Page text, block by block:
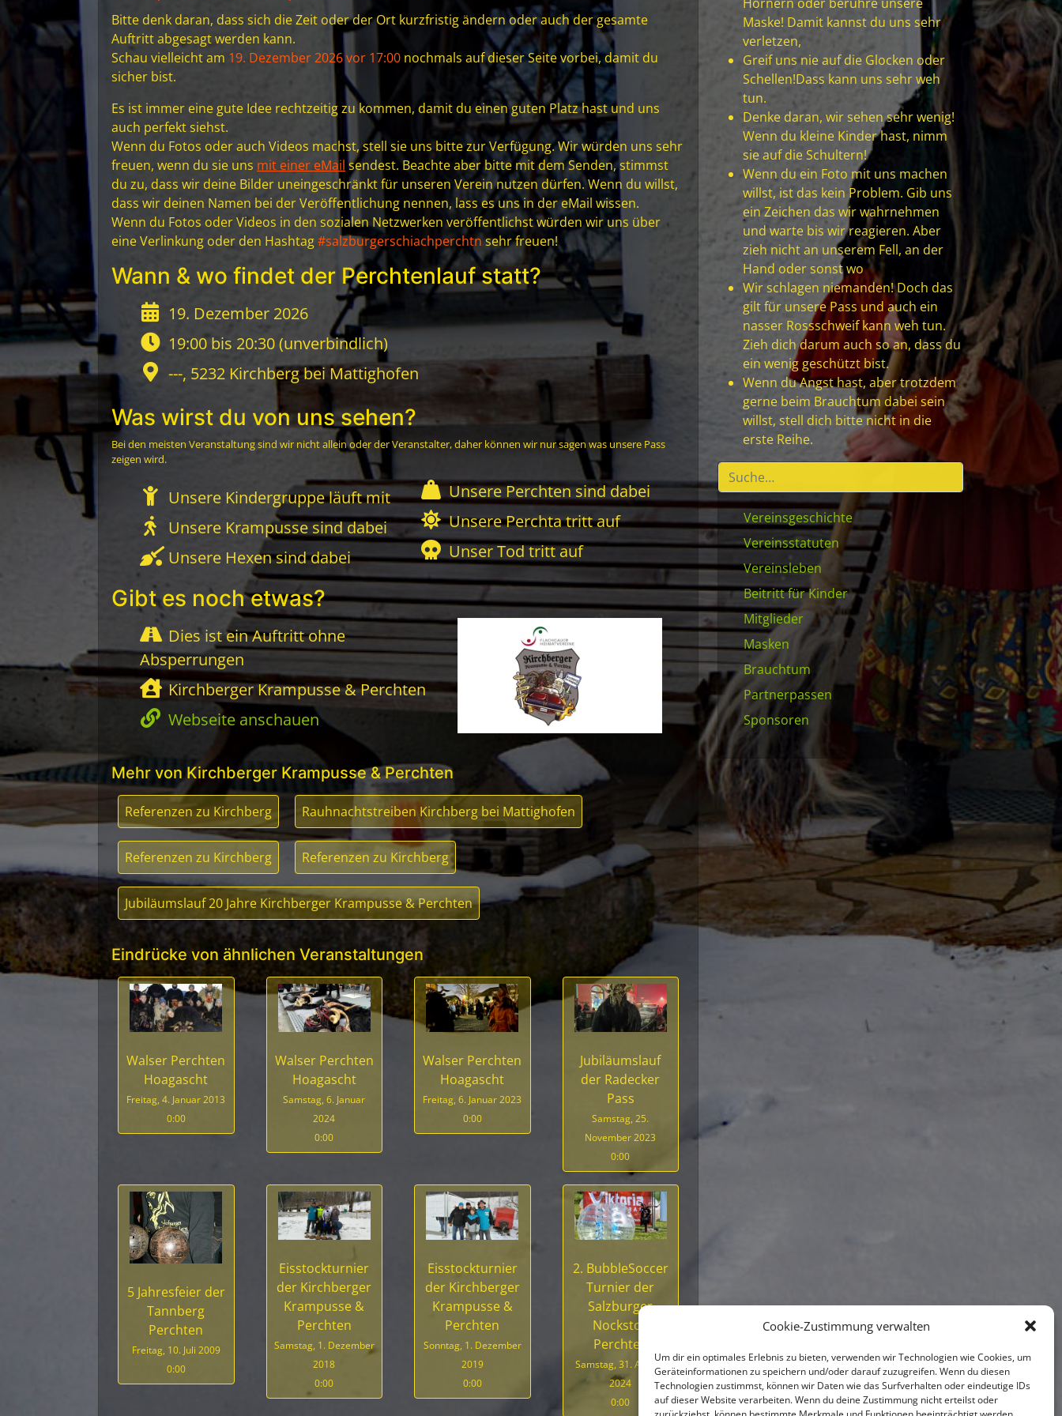
Cookie-Zustimmung verwalten
Um dir ein optimales Erlebnis zu bieten, verwenden wir Technologien wie Cookies, um
Geräteinformationen zu speichern und/oder darauf zuzugreifen. Wenn du diesen
Technologien zustimmst, können wir Daten wie das Surfverhalten oder eindeutige IDs
auf dieser Website verarbeiten. Wenn du deine Zustimmung nicht erteilst oder
Bitte denk daran, dass sich die Zeit oder der Ort kurzfristig ändern oder auch der gesamte
Auftritt abgesagt werden kann.
Schau vielleicht am 19. Dezember 2026 vor 17:00 nochmals auf dieser Seite vorbei, damit du
sicher bist.
Es ist immer eine gute Idee rechtzeitig zu kommen, damit du einen guten Platz hast und uns
auch perfekt siehst.
Wenn du Fotos oder auch Videos machst, stell sie uns bitte zur Verfügung. Wir würden uns sehr
freuen, wenn du sie uns mit einer eMailsendest. Beachte aber bitte mit dem Senden, stimmst
du zu, dass wir deine Bilder uneingeschränkt für unseren Verein nutzen dürfen. Wenn du willst,
dass wir deinen Namen bei der Veröffentlichung nennen, lass es uns in der eMail wissen.
Wenn du Fotos oder Videos in den sozialen Netzwerken veröffentlichst würden wir uns über
eine Verlinkung oder den Hashtag#salzburgerschiachperchtnsehr freuen!
Wann & wo findet der Perchtenlauf statt?
19. Dezember 2026
19:00 bis 20:30 (unverbindlich)
---, 5232 Kirchberg bei Mattighofen
Was wirst du von uns sehen?
Bei den meisten Veranstaltung sind wir nicht allein oder der Veranstalter, daher können wir nur sagen was unsere Pass
zeigen wird.
Unsere Kindergruppe läuft mit
Unsere Krampusse sind dabei
Unsere Hexen sind dabei
Unsere Perchten sind dabei
Unsere Perchta tritt auf
Unser Tod tritt auf
Gibt es noch etwas?
Dies ist ein Auftritt ohne
Absperrungen
Kirchberger Krampusse & Perchten
Webseite anschauen
Mehr von Kirchberger Krampusse & Perchten
Referenzen zu Kirchberg Rauhnachtstreiben Kirchberg bei Mattighofen
Referenzen zu Kirchberg Referenzen zu Kirchberg
Jubiläumslauf 20 Jahre Kirchberger Krampusse & Perchten
Eindrücke von ähnlichen Veranstaltungen
Walser Perchten
Hoagascht
Freitag, 4. Januar 2013
0:00
Walser Perchten
Hoagascht
Samstag, 6. Januar
2024
0:00
Walser Perchten
Hoagascht
Freitag, 6. Januar 2023
0:00
Jubiläumslauf
der Radecker
Pass
Samstag, 25.
November 2023
0:00
5 Jahresfeier der
Tannberg
Perchten
Freitag, 10. Juli 2009
0:00
Eisstockturnier
der Kirchberger
Krampusse &
Perchten
Samstag, 1. Dezember
2018
0:00
Eisstockturnier
der Kirchberger
Krampusse &
Perchten
Sonntag, 1. Dezember
2019
0:00
2. BubbleSoccer
Turnier der
Salzburger
Nockstoa
Perchten
Samstag, 31. August
2024
0:00
Maske! Damit kannst du uns sehr
verletzen,
Greif uns nie auf die Glocken oder
Schellen!Dass kann uns sehr weh
tun.
Denke daran, wir sehen sehr wenig!
Wenn du kleine Kinder hast, nimm
sie auf die Schultern!
Wenn du ein Foto mit uns machen
willst, ist das kein Problem. Gib uns
ein Zeichen das wir wahrnehmen
und warte bis wir reagieren. Aber
zieh nicht an unserem Fell, an der
Hand oder sonst wo
Wir schlagen niemanden! Doch das
gilt für unsere Pass und auch ein
nasser Rossschweif kann weh tun.
Zieh dich darum auch so an, dass du
ein wenig geschützt bist.
Wenn du Angst hast, aber trotzdem
gerne beim Brauchtum dabei sein
willst, stell dich bitte nicht in die
erste Reihe.
Vereinsgeschichte
Vereinsstatuten
Vereinsleben
Beitritt für Kinder
Mitglieder
Masken
Brauchtum
Partnerpassen
Sponsoren